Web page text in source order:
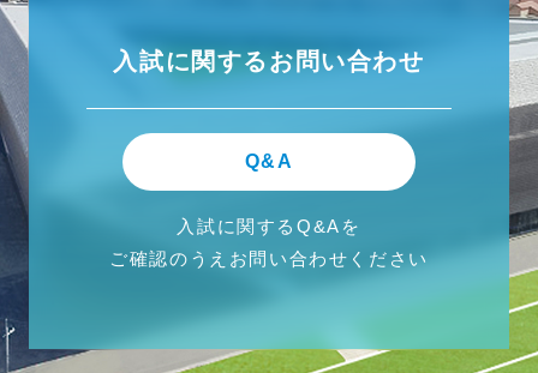
入試に関するお問い合わせ
Q&A
入試に関するQ&Aを
ご確認のうえお問い合わせください